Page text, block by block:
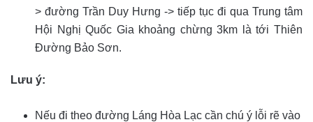
> đường Trần Duy Hưng -> tiếp tục đi qua Trung tâm
Hội Nghị Quốc Gia khoảng chừng 3km là tới Thiên
Đường Bảo Sơn.
Lưu ý:
Nếu đi theo đường Láng Hòa Lạc cần chú ý lỗi rẽ vào